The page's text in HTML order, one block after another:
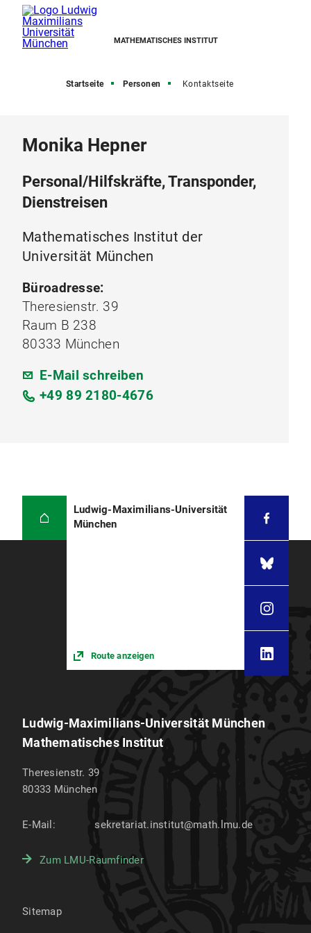
MATHEMATISCHES INSTITUT
Startseite Personen Kontaktseite
Monika Hepner
Personal/Hilfskräfte, Transponder,
Dienstreisen
Mathematisches Institut der
Universität München
Büroadresse:
Theresienstr. 39
Raum B 238
80333 München
E-Mail schreiben
+49 89 2180-4676
Ludwig-Maximilians-Universität
München
Route anzeigen
Ludwig-Maximilians-Universität München
Mathematisches Institut
Theresienstr. 39
80333 München
E-Mail: sekretariat.institut@math.lmu.de
Zum LMU-Raumfinder
Sitemap